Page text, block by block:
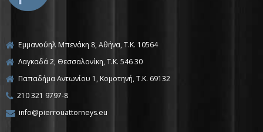
Εμμανούηλ Μπενάκη 8, Αθήνα, Τ.Κ. 10564
Λαγκαδά 2, Θεσσαλονίκη, T.K. 546 30
Παπαδήμα Αντωνίου 1, Κομοτηνή, T.K. 69132
210 321 9797-8
info@pierrouattorneys.eu